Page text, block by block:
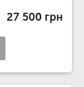
27 500 грн